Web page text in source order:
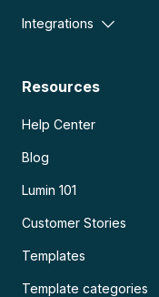
Integrations
Resources
Help Center
Blog
Lumin 101
Customer Stories
Templates
Template categories